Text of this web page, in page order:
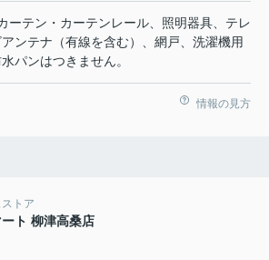
ーテン・カーテンレール、照明器具、テレ
アンテナ（有線を含む）、網戸、洗濯機用
パンはつきません。
情報の見方
トア
ト 柳津高桑店